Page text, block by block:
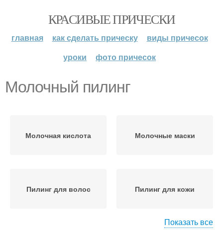
КРАСИВЫЕ ПРИЧЕСКИ
главная как сделать прическу
виды причесок
уроки
фото причесок
Молочный пилинг
Молочная кислота Молочные маски
Пилинг для волос Пилинг для кожи
Показать все